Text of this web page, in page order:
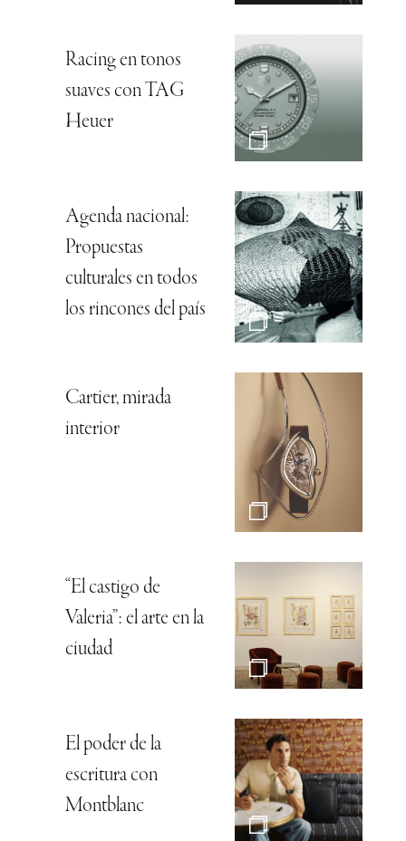
Racing en tonos
suaves con TAG
Heuer
Agenda nacional:
Propuestas
culturales en todos
los rincones del país
Cartier, mirada
interior
“El castigo de
Valeria”: el arte en la
ciudad
El poder de la
escritura con
Montblanc